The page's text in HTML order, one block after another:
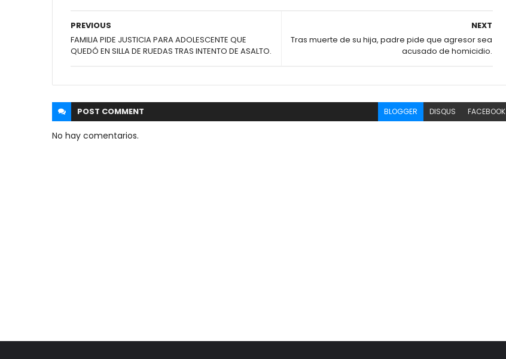
NEXT
Tras muerte de su hija, padre pide que agresor sea
acusado de homicidio.
PREVIOUS
FAMILIA PIDE JUSTICIA PARA ADOLESCENTE QUE
QUEDÓ EN SILLA DE RUEDAS TRAS INTENTO DE ASALTO.
POST COMMENT BLOGGER DISQUS FACEBOOK
No hay comentarios.